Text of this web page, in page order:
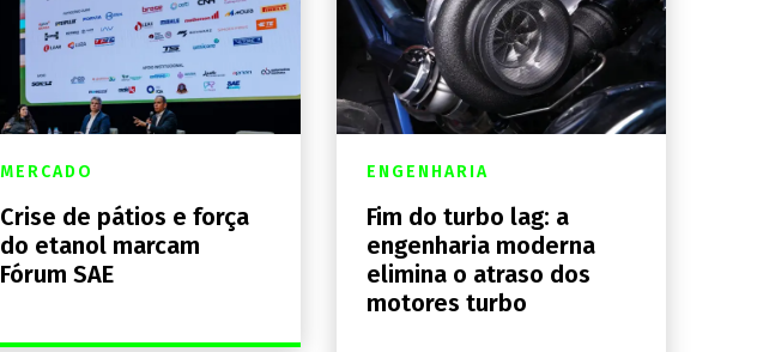
MERCADO
Crise de pátios e força
do etanol marcam
Fórum SAE
ENGENHARIA
Fim do turbo lag: a
engenharia moderna
elimina o atraso dos
motores turbo